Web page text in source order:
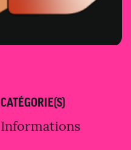
CATÉGORIE(S)
Informations